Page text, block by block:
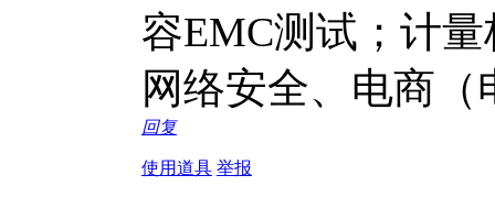
容EMC测试；计
网络安全、电商
回复
使用道具 举报